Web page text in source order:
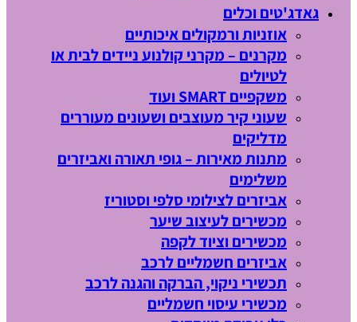
גאדג'טים וכלים
אוזניות ורמקולים איכותיים
מקרנים – מקרני קולנוע ניידים לבית או
לטיולים
משקפיים SMART ועוד
שעוני קיר מעוצבים ושעונים מעוררים
מדליקים
מתנות מאירות – גופי תאורה ואביזרים
משלימים
אביזרים לצילומי סלפי וסטוריז
מכשירים לעיצוב שיער
מכשירים וציוד לקפה
אביזרים חשמליים לרכב
תכשירי ניקוי, הברקה והגנה לרכב
מכשירי עיסוי חשמליים